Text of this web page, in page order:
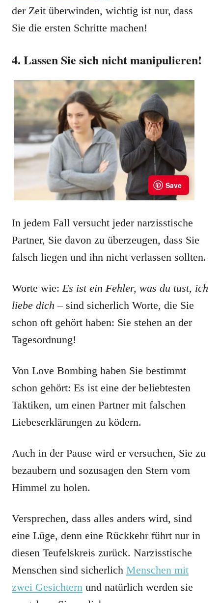
der Zeit überwinden, wichtig ist nur, dass
Sie die ersten Schritte machen!
4. Lassen Sie sich nicht manipulieren!
In jedem Fall versucht jeder narzisstische
Partner, Sie davon zu überzeugen, dass Sie
falsch liegen und ihn nicht verlassen sollten.
Worte wie:Es ist ein Fehler, was du tust, ich
liebe dich – sind sicherlich Worte, die Sie
schon oft gehört haben: Sie stehen an der
Tagesordnung!
Von Love Bombing haben Sie bestimmt
schon gehört: Es ist eine der beliebtesten
Taktiken, um einen Partner mit falschen
Liebeserklärungen zu ködern.
Auch in der Pause wird er versuchen, Sie zu
bezaubern und sozusagen den Stern vom
Himmel zu holen.
Versprechen, dass alles anders wird, sind
eine Lüge, denn eine Rückkehr führt nur in
diesen Teufelskreis zurück. Narzisstische
Menschen sind sicherlich Menschen mit
zwei Gesichtern und natürlich werden sie